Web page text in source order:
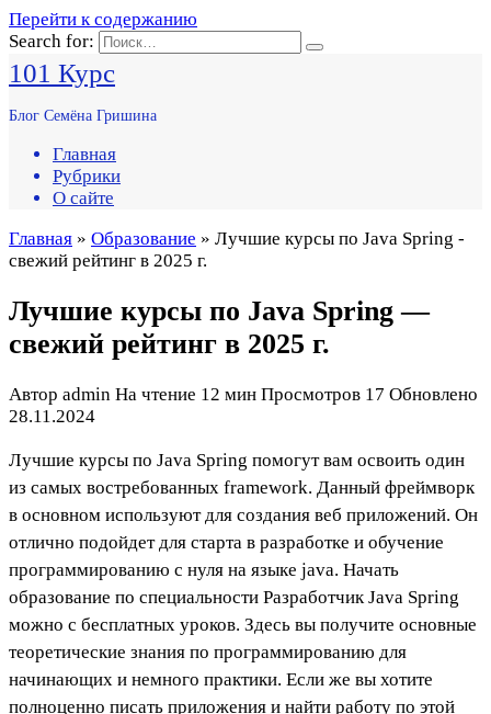
Перейти к содержанию
Search for:
101 Курс
Блог Семёна Гришина
Главная
Рубрики
О сайте
Главная » Образование » Лучшие курсы по Java Spring -
свежий рейтинг в 2025 г.
Лучшие курсы по Java Spring —
свежий рейтинг в 2025 г.
Автор admin На чтение 12 мин Просмотров 17 Обновлено
28.11.2024
Лучшие курсы по Java Spring помогут вам освоить один
из самых востребованных framework. Данный фреймворк
в основном используют для создания веб приложений. Он
отлично подойдет для старта в разработке и обучение
программированию с нуля на языке java. Начать
образование по специальности РазработчикJava Spring
можно с бесплатных уроков. Здесь вы получите основные
теоретические знания по программированию для
начинающих и немного практики. Если же вы хотите
полноценно писать приложения и найти работу по этой